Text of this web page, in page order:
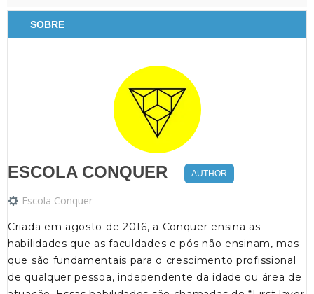
SOBRE
ESCOLA CONQUER AUTHOR
Escola Conquer
Criada em agosto de 2016, a Conquer ensina as
habilidades que as faculdades e pós não ensinam, mas
que são fundamentais para o crescimento profissional
de qualquer pessoa, independente da idade ou área de